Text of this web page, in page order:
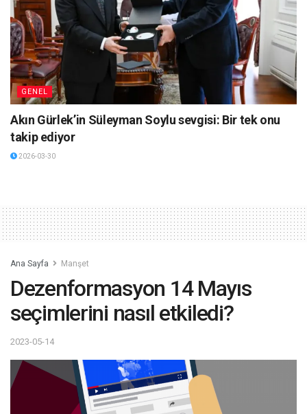
GENEL
Akın Gürlek’in Süleyman Soylu sevgisi: Bir tek onu
takip ediyor
2026-03-30
Ana Sayfa Manşet
Dezenformasyon 14 Mayıs
seçimlerini nasıl etkiledi?
2023-05-14